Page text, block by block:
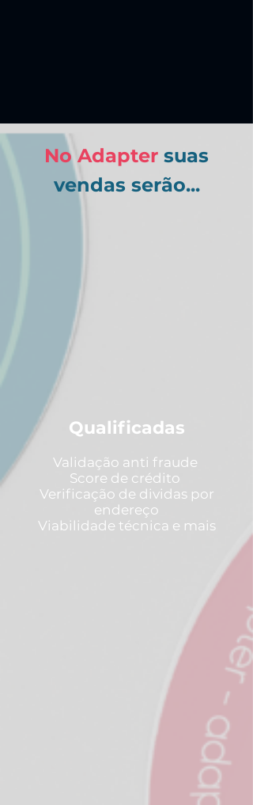
No Adapter suas
vendas serão...
Qualificadas
Validação anti fraude
Score de crédito
Verificação de dividas por
endereço
Viabilidade técnica e mais